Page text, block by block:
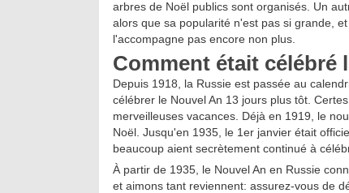
arbres de Noël publics sont organisés. Un
alors que sa popularité n'est pas si grande,
l'accompagne pas encore non plus.
Comment était célébré
Depuis 1918, la Russie est passée au
célébrer le Nouvel An 13 jours plus tôt.
merveilleuses vacances. Déjà en 1919, le
Noël. Jusqu'en 1935, le 1er janvier était
beaucoup aient secrètement continué à
À partir de 1935, le Nouvel An en Russie
et aimons tant reviennent: assurez-vous de